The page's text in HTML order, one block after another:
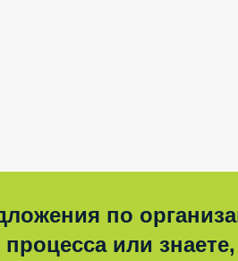
по
или знаете,